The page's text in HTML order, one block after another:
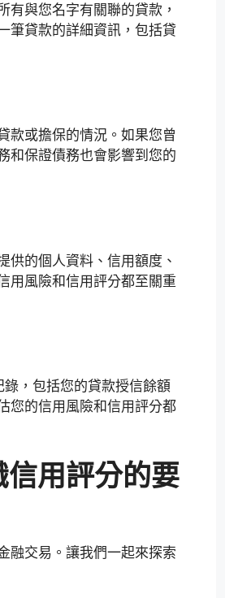
與您名字有關聯的貸款，
筆貸款的詳細資訊，包括貸
款或擔保的情況。如果您曾
和保證債務也會影響到您的
供的個人資料、信用額度、
用風險和信用評分都至關重
，包括您的貸款授信餘額
您的信用風險和信用評分都
用評分的要
融交易。讓我們一起來探索